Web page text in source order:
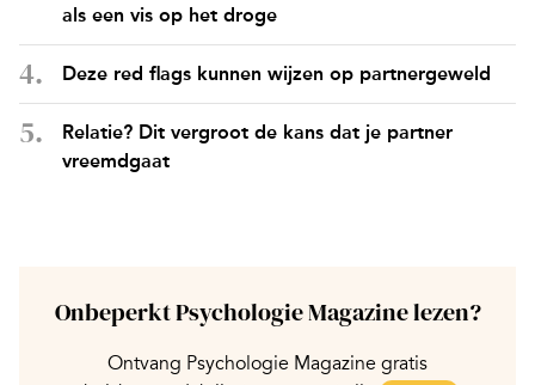
als een vis op het droge
Deze red flags kunnen wijzen op partnergeweld
Relatie? Dit vergroot de kans dat je partner
vreemdgaat
Onbeperkt Psychologie Magazine lezen?
Ontvang Psychologie Magazine gratis